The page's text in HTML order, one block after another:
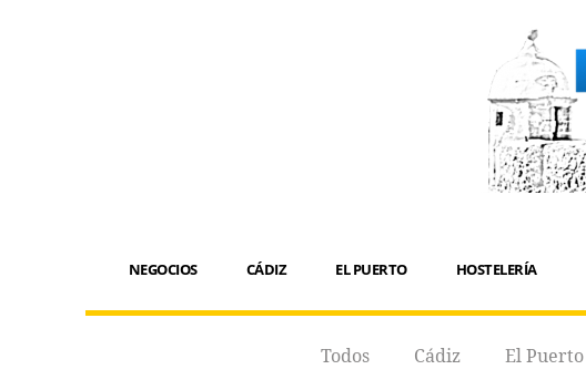
NEGOCIOS CÁDIZ EL PUERTO HOSTELERÍA
Todos Cádiz El Puerto